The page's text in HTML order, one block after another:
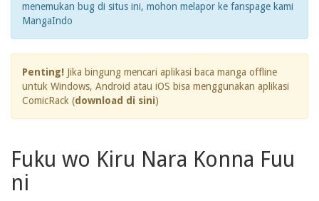
menemukan bug di situs ini, mohon melapor ke fanspage kami
MangaIndo
Penting! Jika bingung mencari aplikasi baca manga offline
untuk Windows, Android atau iOS bisa menggunakan aplikasi
ComicRack (download di sini)
Fuku wo Kiru Nara Konna Fuu
ni